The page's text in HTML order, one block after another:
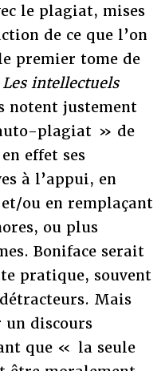
le plagiat, mises
de ce que l’on
premier tome de
Les intellectuels
notent justement
plagiat » de
effet ses
à l’appui, en
ou en remplaçant
ou plus
Boniface serait
pratique, souvent
Mais
discours
que « la seule